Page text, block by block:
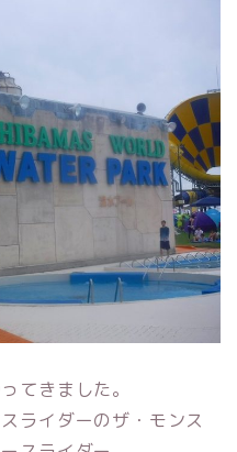
てきました。
ライダーのザ・モンス